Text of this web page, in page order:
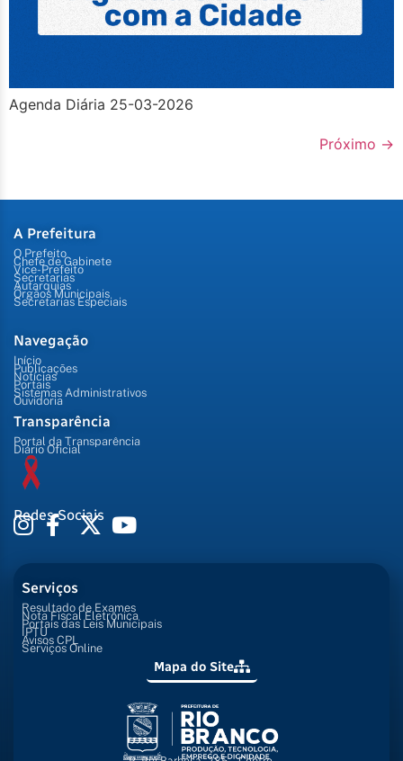
Agenda Diária 25-03-2026
Próximo →
A Prefeitura
O Prefeito
Chefe de Gabinete
Vice-Prefeito
Secretarias
Autarquias
Órgãos Municipais
Secretarias Especiais
Navegação
Início
Publicações
Notícias
Portais
Sistemas Administrativos
Ouvidoria
Transparência
Portal da Transparência
Diário Oficial
Redes Sociais
Serviços
Resultado de Exames
Nota Fiscal Eletrônica
Portais das Leis Municipais
IPTU
Avisos CPL
Serviços Online
Mapa do Site